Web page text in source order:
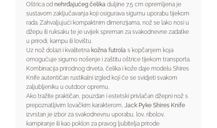
Oštrica od nehrđajućeg čelika duljine 7,5 cm opremljena je
sustavom zaključavanja koji osigurava sigurnu uporabu tijekom
rada. Zahvaljujući kompaktnim dimenzijama, nož se lako nosi u
džepu ili ruksaku te je uvijek spreman za svakodnevne zadatke
u prirodi, kampu ili lovištu.
Uz nož dolazi i kvalitetna kožna futrola s kopčanjem koja
omogućuje sigurno nošenje i zaštitu oštrice tijekom transporta.
Kombinacija prirodnog drveta, čelika i kože daje modelu Shires
Knife autentičan rustikalni izgled koji će se svidjeti svakom
zaljubljeniku u outdoor opremu.
Ako tražite praktičan, pouzdan i estetski privlačan džepni nož s
prepoznatljivim lovačkim karakterom,Jack Pyke Shires Knife
izvrstan je izbor za svakodnevnu uporabu, lov, ribolov,
kampiranje ili kao poklon za pravog ljubitelja prirode.